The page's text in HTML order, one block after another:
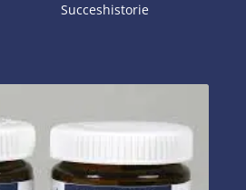
Succeshistorie